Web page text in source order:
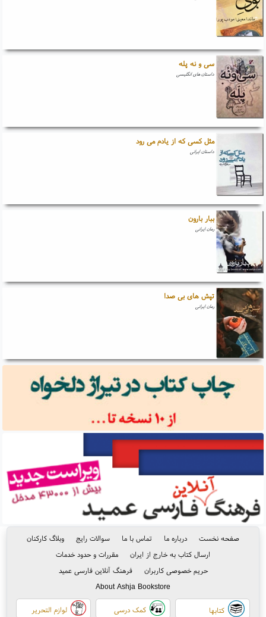
سی و نه پله
داستان های انگلیسی
مثل کسی که از یادم می رود
داستان ایرانی
ببار بارون
رمان ایرانی
تپش های بی صدا
رمان ایرانی
صفحه نخست درباره ما تماس با ما سوالات رایج
وبلاگ کارکنان
ارسال کتاب به خارج از ایران
مقررات و حدود خدمات
حریم خصوصی کاربران
فرهنگ آنلاین فارسی عمید
About Ashja Bookstore
کتابها کمک درسی لوازم التحریر